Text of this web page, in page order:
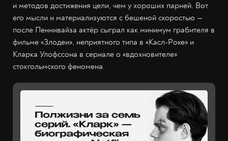
и методов достижения цели, чем у хороших парней. Вот
его мысли и материализуются с бешеной скоростью —
после Пеннивайза актёр сыграл как минимум грабителя в
фильме «Злодеи», неприятного типа в «Касл-Роке» и
Кларка Улофссона в сериале о «вдохновителе»
стокгольмского феномена.